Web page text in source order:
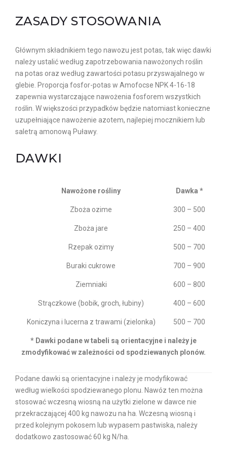
ZASADY STOSOWANIA
Głównym składnikiem tego nawozu jest potas, tak więc dawki
należy ustalić według zapotrzebowania nawożonych roślin
na potas oraz według zawartości potasu przyswajalnego w
glebie. Proporcja fosfor-potas w Amofocse NPK 4-16-18
zapewnia wystarczające nawożenia fosforem wszystkich
roślin. W większości przypadków będzie natomiast konieczne
uzupełniające nawożenie azotem, najlepiej mocznikiem lub
saletrą amonową Puławy.
DAWKI
Nawożone rośliny Dawka *
Zboża ozime 300 – 500
Zboża jare 250 – 400
Rzepak ozimy 500 – 700
Buraki cukrowe 700 – 900
Ziemniaki 600 – 800
Strączkowe (bobik, groch, łubiny) 400 – 600
Koniczyna i lucerna z trawami (zielonka) 500 – 700
* Dawki podane w tabeli są orientacyjne i należy je
zmodyfikować w zależności od spodziewanych plonów.
Podane dawki są orientacyjne i należy je modyfikować
według wielkości spodziewanego plonu. Nawóz ten można
stosować wczesną wiosną na użytki zielone w dawce nie
przekraczającej 400 kg nawozu na ha. Wczesną wiosną i
przed kolejnym pokosem lub wypasem pastwiska, należy
dodatkowo zastosować 60 kg N/ha.